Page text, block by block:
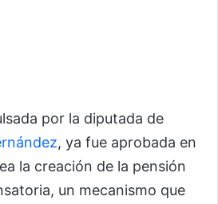
por la diputada de
, ya fue aprobada en
la creación de la pensión
un mecanismo que